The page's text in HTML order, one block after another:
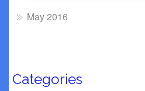
May 2016
Categories